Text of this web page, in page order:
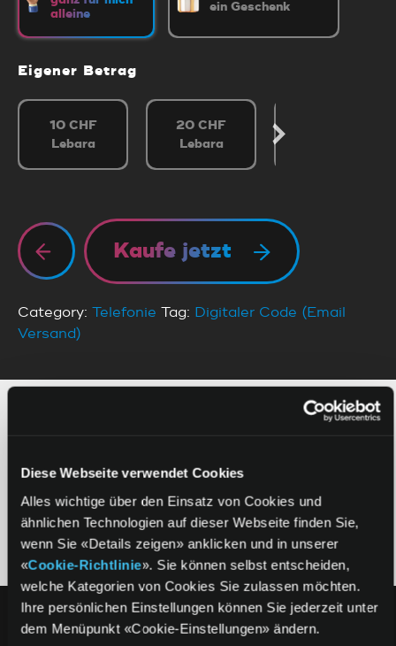
Diese Webseite verwendet Cookies
Alles wichtige über den Einsatz von Cookies und
ähnlichen Technologien auf dieser Webseite finden Sie,
wenn Sie «Details zeigen» anklicken und in unserer
«Cookie-Richtlinie». Sie können selbst entscheiden,
welche Kategorien von Cookies Sie zulassen möchten.
Ihre persönlichen Einstellungen können Sie jederzeit unter
dem Menüpunkt «Cookie-Einstellungen» ändern.
alleine
ein Geschenk
Eigener Betrag
10 CHF
Lebara
20 CHF
Lebara
Kaufe jetzt
Category: Telefonie Tag: Digitaler Code (Email
Versand)